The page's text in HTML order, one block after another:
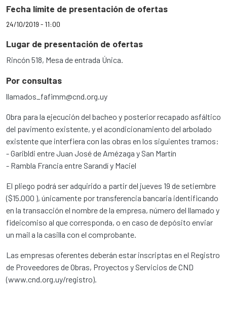
Fecha límite de presentación de ofertas
24/10/2019 - 11:00
Lugar de presentación de ofertas
Rincón 518, Mesa de entrada Única.
Por consultas
llamados_fafimm@cnd.org.uy
Obra para la ejecución del bacheo y posterior recapado asfáltico
del pavimento existente, y el acondicionamiento del arbolado
existente que interfiera con las obras en los siguientes tramos:
- Garibldi entre Juan José de Amézaga y San Martín
- Rambla Francia entre Sarandí y Maciel
El pliego podrá ser adquirido a partir del jueves 19 de setiembre
($15.000 ), únicamente por transferencia bancaria identificando
en la transacción el nombre de la empresa, número del llamado y
fideicomiso al que corresponda, o en caso de depósito enviar
un mail a la casilla con el comprobante.
Las empresas oferentes deberán estar inscriptas en el Registro
de Proveedores de Obras, Proyectos y Servicios de CND
(www.cnd.org.uy/registro).